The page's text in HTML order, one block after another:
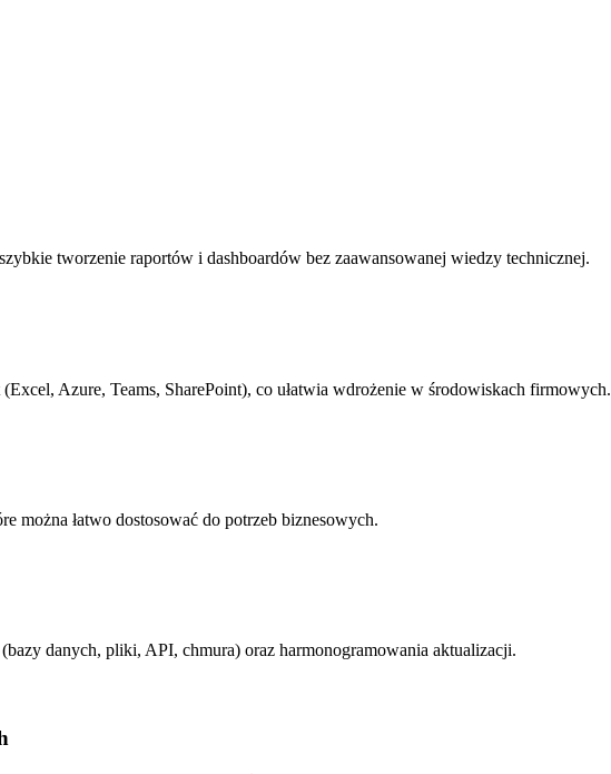
tworzenie raportów i dashboardów bez zaawansowanej wiedzy technicznej.
Azure, Teams, SharePoint), co ułatwia wdrożenie w środowiskach firmowych.
łatwo dostosować do potrzeb biznesowych.
danych, pliki, API, chmura) oraz harmonogramowania aktualizacji.